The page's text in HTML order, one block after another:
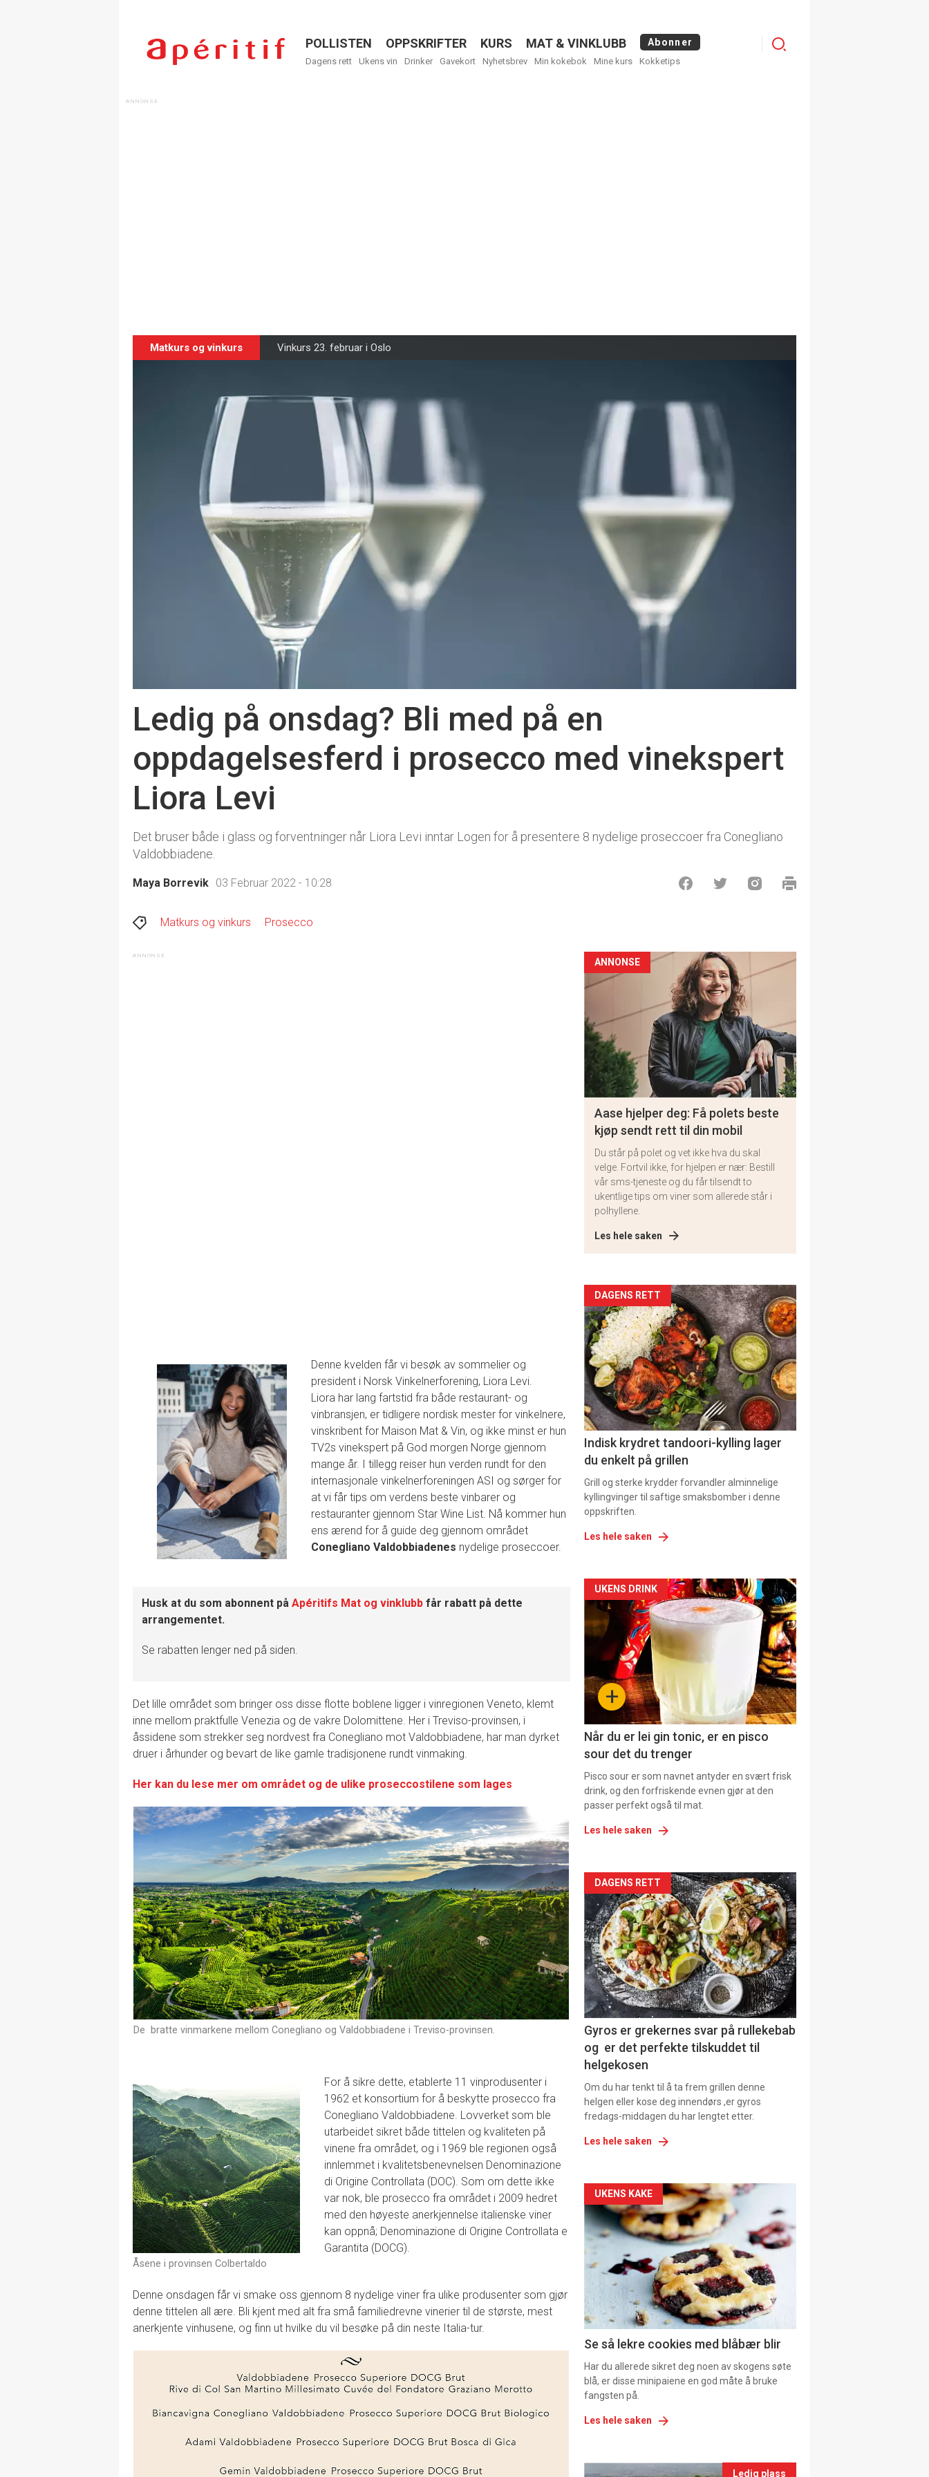
Menu
POLLISTEN OPPSKRIFTER KURS MAT & VINKLUBB Abonner
Dagens rett Ukens vin Drinker Gavekort Nyhetsbrev Min kokebok Mine kurs Kokketips
Logg
Matkurs og vinkurs Vinkurs 23. februar i Oslo
Ledig på onsdag? Bli med på en
oppdagelsesferd i prosecco med vinekspert
Liora Levi
Det bruser både i glass og forventninger når Liora Levi inntar Logen for å presentere 8 nydelige proseccoer fra Conegliano
Valdobbiadene.
Maya Borrevik 03 Februar 2022 - 10:28
Matkurs og vinkurs Prosecco
Denne kvelden får vi besøk av sommelier og
president i Norsk Vinkelnerforening, Liora Levi.
Liora har lang fartstid fra både restaurant- og
vinbransjen, er tidligere nordisk mester for vinkelnere,
vinskribent for Maison Mat & Vin, og ikke minst er hun
TV2s vinekspert på God morgen Norge gjennom
mange år. I tillegg reiser hun verden rundt for den
internasjonale vinkelnerforeningen ASI og sørger for
at vi får tips om verdens beste vinbarer og
restauranter gjennom Star Wine List. Nå kommer hun
ens ærend for å guide deg gjennom området
Conegliano Valdobbiadenes nydelige proseccoer.
Husk at du som abonnent på Apéritifs Mat og vinklubbfår rabatt på dette
arrangementet.
Se rabatten lenger ned på siden.
Det lille området som bringer oss disse flotte boblene ligger i vinregionen Veneto, klemt
inne mellom praktfulle Venezia og de vakre Dolomittene. Her i Treviso-provinsen, i
åssidene som strekker seg nordvest fra Conegliano mot Valdobbiadene, har man dyrket
druer i århunder og bevart de like gamle tradisjonene rundt vinmaking.
Her kan du lese mer om området og de ulike proseccostilene som lages
De bratte vinmarkene mellom Conegliano og Valdobbiadene i Treviso-provinsen.
Åsene i provinsen Colbertaldo
For å sikre dette, etablerte 11 vinprodusenter i
1962 et konsortium for å beskytte prosecco fra
Conegliano Valdobbiadene. Lovverket som ble
utarbeidet sikret både tittelen og kvaliteten på
vinene fra området, og i 1969 ble regionen også
innlemmet i kvalitetsbenevnelsen Denominazione
di Origine Controllata (DOC). Som om dette ikke
var nok, ble prosecco fra området i 2009 hedret
med den høyeste anerkjennelse italienske viner
kan oppnå; Denominazione di Origine Controllata e
Garantita (DOCG).
Denne onsdagen får vi smake oss gjennom 8 nydelige viner fra ulike produsenter som gjør
denne tittelen all ære. Bli kjent med alt fra små familiedrevne vinerier til de største, mest
anerkjente vinhusene, og finn ut hvilke du vil besøke på din neste Italia-tur.
ANNONSE
Aase hjelper deg: Få polets beste
kjøp sendt rett til din mobil
Du står på polet og vet ikke hva du skal
velge. Fortvil ikke, for hjelpen er nær: Bestill
vår sms-tjeneste og du får tilsendt to
ukentlige tips om viner som allerede står i
polhyllene.
Les hele saken
Artikler
detail
-
section
11
DAGENS RETT
Indisk krydret tandoori-kylling lager
du enkelt på grillen
Grill og sterke krydder forvandler alminnelige
kyllingvinger til saftige smaksbomber i denne
oppskriften.
Les hele saken
Artikler
detail
section
11
Dagens
rett
+
UKENS DRINK
Når du er lei gin tonic, er en pisco
sour det du trenger
Pisco sour er som navnet antyder en svært frisk
drink, og den forfriskende evnen gjør at den
passer perfekt også til mat.
Les hele saken
Artikler
detail
-
section
11
Dagens
rett
2
DAGENS RETT
Gyros er grekernes svar på rullekebab
og er det perfekte tilskuddet til
helgekosen
Om du har tenkt til å ta frem grillen denne
helgen eller kose deg innendørs ,er gyros
fredags-middagen du har lengtet etter.
Les hele saken
Artikler
detail
-
section
11
Ukens
vin
UKENS KAKE
Se så lekre cookies med blåbær blir
Har du allerede sikret deg noen av skogens søte
blå, er disse minipaiene en god måte å bruke
fangsten på.
Les hele saken
Ledig plass